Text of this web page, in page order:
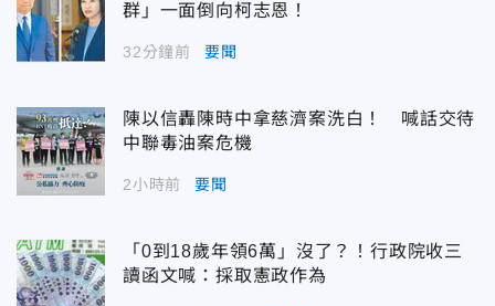
群」一面倒向柯志恩！
32分鐘前 要聞
陳以信轟陳時中拿慈濟案洗白！ 喊話交待
中聯毒油案危機
2小時前 要聞
「0到18歲年領6萬」沒了？！行政院收三
讀函文喊：採取憲政作為